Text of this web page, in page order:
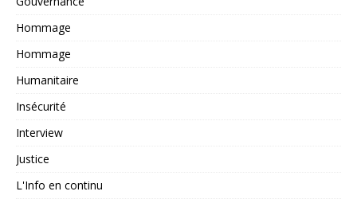
Hommage
Hommage
Humanitaire
Insécurité
Interview
Justice
L'Info en continu